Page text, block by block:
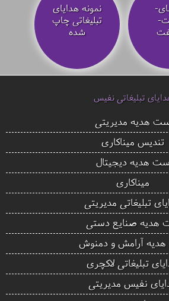
نمونه هدایای
تبلیغاتی چاپ
شده
تبلیغاتی نفیس
هدیه مدیریتی
تندیس میناکاری
ست هدیه دیجیتال
میناکاری
تبلیغاتی مدیریتی
هدیه صنایع دستی
آرامش و دمنوش
تبلیغاتی لاکچری
نفیس مدیریتی